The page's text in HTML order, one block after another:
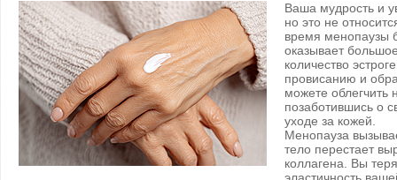
Ваша мудрость и
но это не
время менопаузы
оказывает
количество
провисанию и
можете облегчить
позаботившись о
уходе за кожей.
Менопауза
тело перестает
коллагена. Вы